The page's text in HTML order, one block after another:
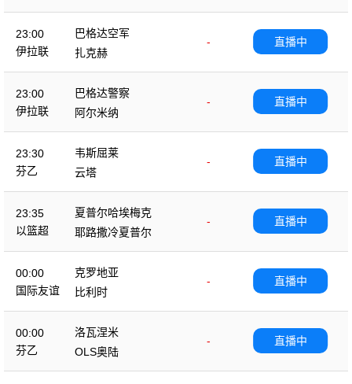
23:00
伊拉联
巴格达空军
-
扎克赫
直播中
23:00
伊拉联
巴格达警察
-
阿尔米纳
直播中
23:30
芬乙
韦斯屈莱
-
云塔
直播中
23:35
以篮超
夏普尔哈埃梅克
-
耶路撒冷夏普尔
直播中
00:00
国际友谊
克罗地亚
-
比利时
直播中
00:00
芬乙
洛瓦涅米
-
OLS奥陆
直播中